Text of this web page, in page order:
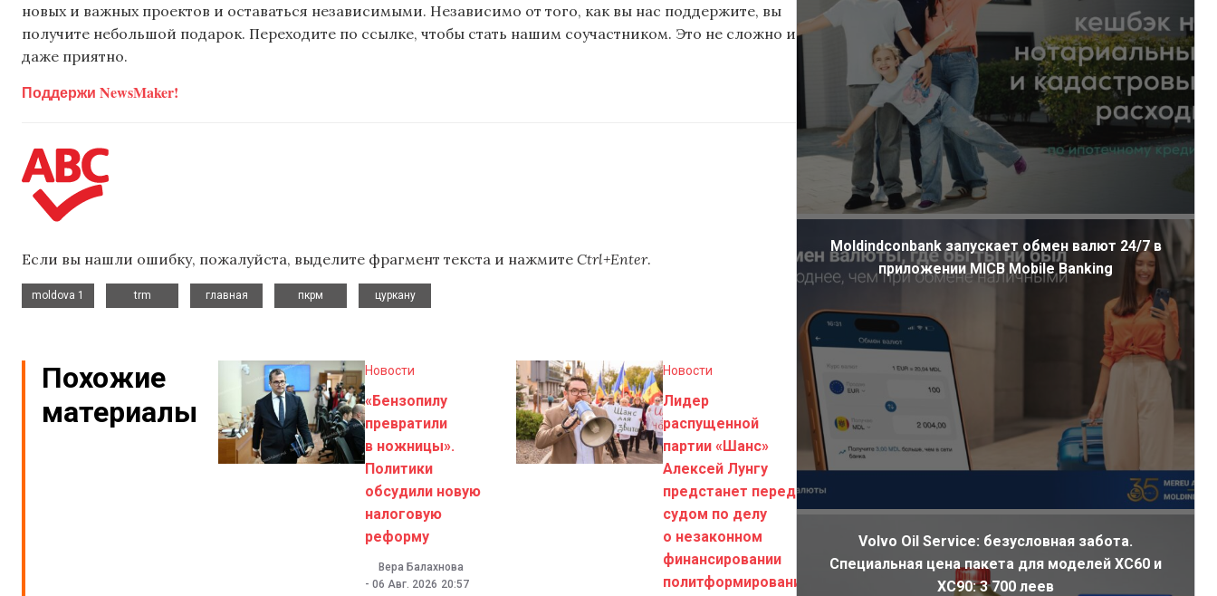
новых и важных проектов и оставаться независимыми. Независимо от того, как вы нас поддержите, вы
получите небольшой подарок. Переходите по ссылке, чтобы стать нашим соучастником. Это не сложно и
даже приятно.
Поддержи NewsMaker!
Если вы нашли ошибку, пожалуйста, выделите фрагмент текста и нажмите Ctrl+Enter.
moldova 1
trm
главная
пкрм
цуркану
Похожие
материалы
Новости
«Бензопилу
превратили
в ножницы».
Политики
обсудили новую
налоговую
реформу
Вера Балахнова
- 06 Авг. 2026 20:57
Новости
Лидер
распущенной
партии «Шанс»
Алексей Лунгу
предстанет перед
судом по делу
о незаконном
финансировании
политформирований
Moldindconbank запускает обмен валют 24/7 в
приложении MICB Mobile Banking
Volvo Oil Service: безусловная забота.
Специальная цена пакета для моделей XC60 и
XC90: 3 700 леев